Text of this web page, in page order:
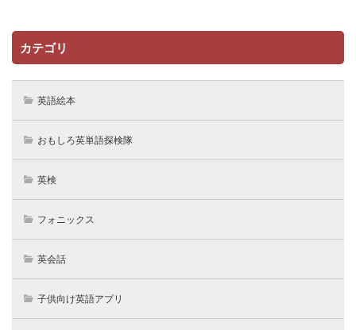
カテゴリ
英語絵本
おもしろ英単語探検隊
英検
フォニックス
英会話
子供向け英語アプリ